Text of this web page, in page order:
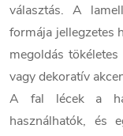
választás. A
formája jellegzetes
megoldás
vagy dekoratív
A fal lécek a
használhatók, és